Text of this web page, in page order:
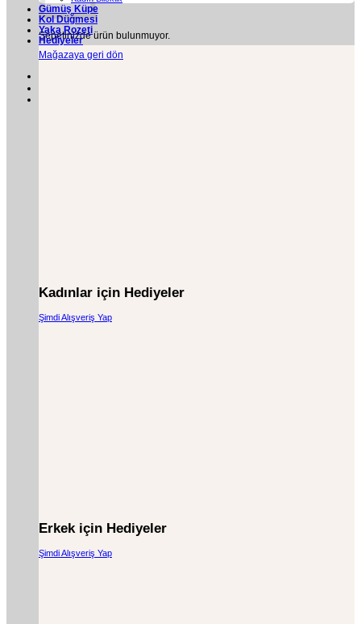
Sepetinizde ürün bulunmuyor.
Mağazaya geri dön
Gümüş Küpe
Kol Düğmesi
Yaka Rozeti
Hediyeler
Kadınlar için Hediyeler
Şimdi Alışveriş Yap
Erkek için Hediyeler
Şimdi Alışveriş Yap